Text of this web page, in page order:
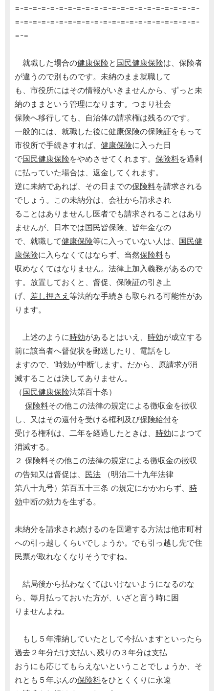
=-=-=-=-=-=-=-=-=-=-=-=-=-=-=-=-=-=-=-=-=-
=-=-=-=-=-=-=-=-=-=-=-=-=-=-=-=-=-=-=-=-=-
=-=
就職した場合の健康保険と 国民健康保険は、保険者
が違うので別ものです。未納のまま就職して
も、市役所にはその情報がいきませんから、ずっと未
納のままという管理になります。つまり社会
保険へ移行しても、自治体の請求権は残るのです。
一般的には、就職した後に健康保険の保険証をもって
市役所で手続きすれば、 健康保険に入った日
で国民健康保険をやめさせてくれます。 保険料を過剰
に払っていた場合は、返金してくれます。
逆に未納であれば、その日までの保険料を請求される
でしょう。この未納分は、会社から請求され
ることはありませんし医者でも請求されることはあり
ませんが、日本では国民皆保険、皆年金なの
で、就職して健康保険等に入っていない人は、 国民健
康保険に入らなくてはならず、当然保険料も
収めなくてはなりません。法律上加入義務があるので
す。放置しておくと、督促、保険証の引き上
げ、 差し押さえ 等法的な手続きも取られる可能性があ
ります。
上述のように時効があるとはいえ、 時効が成立する
前に該当者へ督促状を郵送したり、電話をし
ますので、‘時効が中断’します。だから、原請求が消
滅することは決してありません。
（国民健康保険法第百十条）
保険料その他この法律の規定による徴収金を徴収
し、又はその還付を受ける権利及び保険給付を
受ける権利は、二年を経過したときは、 時効によつて
消滅する。
２ 保険料その他この法律の規定による徴収金の徴収
の告知又は督促は、 民法 （明治二十九年法律
第八十九号）第百五十三条 の規定にかかわらず、 時
効中断の効力を生ずる。
未納分を請求され続けるのを回避する方法は他市町村
への引っ越しくらいでしょうか。でも引っ越し先で住
民票が取れなくなりそうですね。
結局後から払わなくてはいけないようになるのな
ら、毎月払っておいた方が、いざと言う時に困
りませんよね。
もし５年滞納していたとして今払いますといったら
過去２年分だけ支払い､残りの３年分は支払
おうにも応じてもらえないということでしょうか、そ
れとも５年ぶんの保険料をひとくくりに永遠